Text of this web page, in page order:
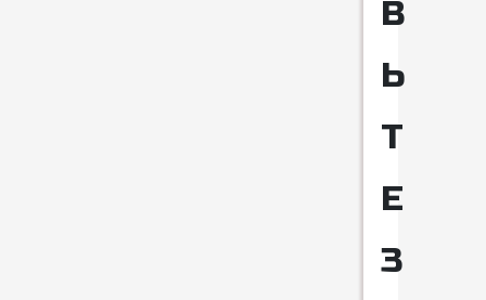
В
Ь
Т
Е
З